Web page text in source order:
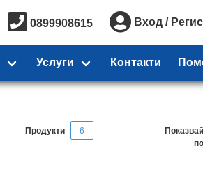
0899908615 Вход /
Услуги Контакти
Продукти 6
Показвай
по